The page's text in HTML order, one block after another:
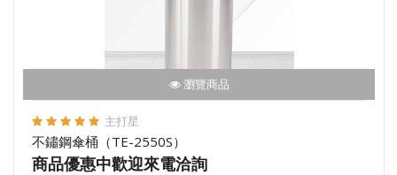
瀏覽商品
主打星
不鏽鋼傘桶（TE-2550S）
商品優惠中歡迎來電洽詢